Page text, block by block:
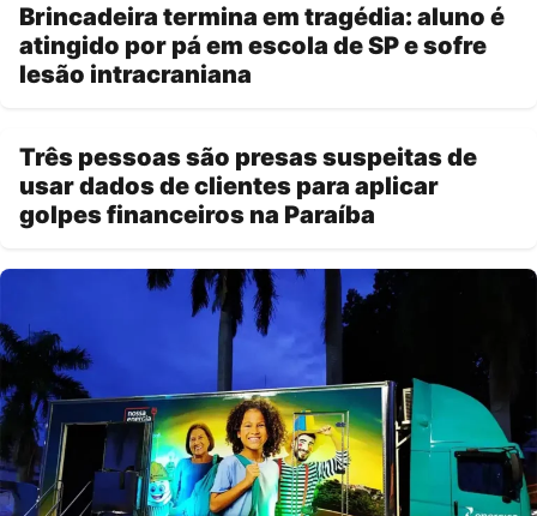
Brincadeira termina em tragédia: aluno é
atingido por pá em escola de SP e sofre
lesão intracraniana
Três pessoas são presas suspeitas de
usar dados de clientes para aplicar
golpes financeiros na Paraíba